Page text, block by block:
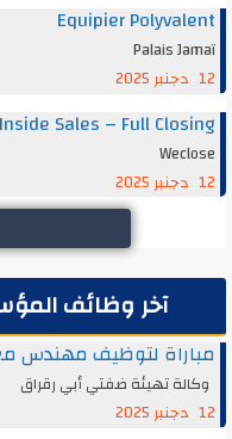
Equipier
Palais
Inside Sales – Full
آخر وظائف
لتوظيف مهندس
تهيئة ضفتي أبي رقراق